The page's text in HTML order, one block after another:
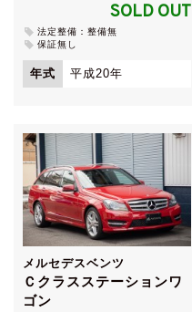
SOLD OUT
法定整備：整備無
保証無し
年式 平成20年
メルセデスベンツ
Ｃクラスステーションワ
ゴン